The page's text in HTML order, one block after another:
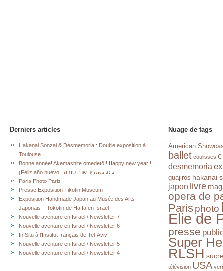
Derniers articles
Hakanai Sonzai & Desmemoria : Double exposition à
Toulouse
Bonne année! Akemashite omedetō ! Happy new year !
¡Feliz año nuevo! !سنة سعيدة! שנה טובה
Paris Photo Paris
Presse Exposition Tikotin Museum
Exposition Handmade Japan au Musée des Arts
Japonais – Tokotin de Haïfa en Israël
Nouvelle aventure en Israel / Newsletter 7
Nouvelle aventure en Israel / Newsletter 6
In Situ à l’Institut français de Tel-Aviv
Nouvelle aventure en Israel / Newsletter 5
Nouvelle aventure en Israel / Newsletter 4
Nuage de tags
American
ballet coulisses
desmemoria
guajiros hakanai
japon livre
opera de
Paris photo
Elie de
presse
Super
RLSH sucre
télévision USA